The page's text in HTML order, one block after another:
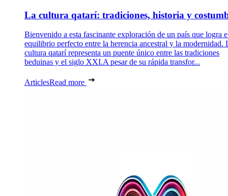
La cultura qatarí: tradiciones, historia y
Bienvenido a esta fascinante exploración de un país que logra
equilibrio perfecto entre la herencia ancestral y la modernidad.
cultura qatarí representa un puente único entre las tradiciones
beduinas y el siglo XXI.A pesar de su rápida transfor...
ArticlesRead more